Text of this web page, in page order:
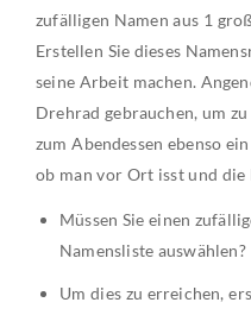
zufälligen Namen aus 1
Erstellen Sie dieses
seine Arbeit machen.
Drehrad gebrauchen, um
zum Abendessen ebenso
ob man vor Ort isst und
Müssen Sie einen
Namensliste auswählen?
Um dies zu erreichen,